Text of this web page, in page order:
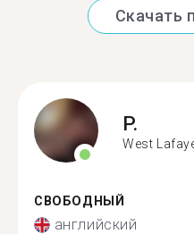
Скачать
P.
West
СВОБОДНЫЙ
английский